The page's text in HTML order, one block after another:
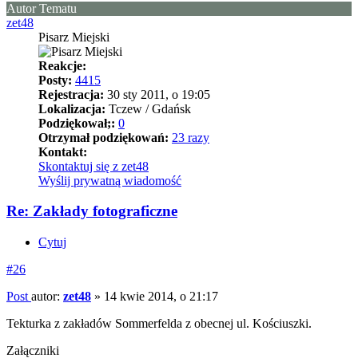
Autor Tematu
zet48
Pisarz Miejski
Reakcje:
Posty: 4415
Rejestracja: 30 sty 2011, o 19:05
Lokalizacja: Tczew / Gdańsk
Podziękował;: 0
Otrzymał podziękowań: 23 razy
Kontakt:
Skontaktuj się z zet48
Wyślij prywatną wiadomość
Re: Zakłady fotograficzne
Cytuj
#26
Post autor: zet48 » 14 kwie 2014, o 21:17
Tekturka z zakładów Sommerfelda z obecnej ul. Kościuszki.
Załączniki